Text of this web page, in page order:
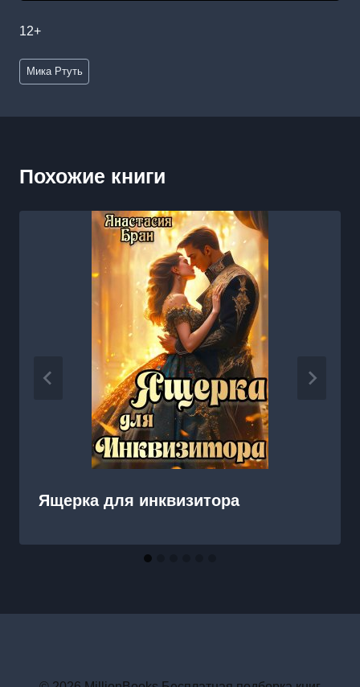
12+
Метки
записи:
Мика Ртуть
Похожие книги
Ящерка для инквизитора